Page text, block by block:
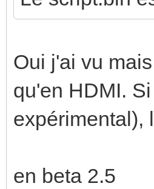
Oui j'ai vu
qu'en HDMI.
expérimental),
en beta 2.5